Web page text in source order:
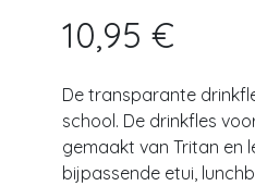
10,95 €
De transparante
school. De drinkfles
gemaakt van Tritan en
bijpassende etui,